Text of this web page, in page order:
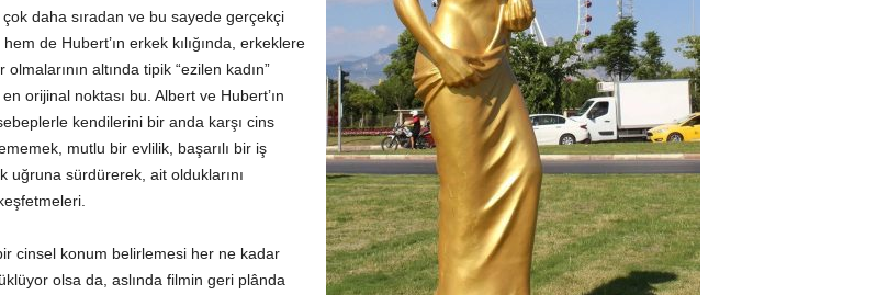
daha sıradan ve bu sayede gerçekçi
de Hubert’ın erkek kılığında, erkeklere
altında tipik “ezilen kadın”
orijinal noktası bu. Albert ve Hubert’ın
kendilerini bir anda karşı cins
mutlu bir evlilik, başarılı bir iş
uğruna sürdürerek, ait olduklarını
cinsel konum belirlemesi her ne kadar
olsa da, aslında filmin geri plânda